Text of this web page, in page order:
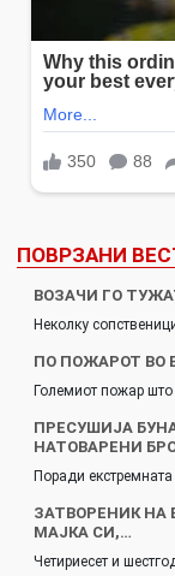
ПОВРЗАНИ
ВОЗАЧИ ГО
Неколку
ПО ПОЖАРОТ ВО
Големиот пожар
ПРЕСУШИЈА
НАТОВАРЕНИ
Поради
ЗАТВОРЕНИК НА
МАЈКА СИ,…
Четириесет и